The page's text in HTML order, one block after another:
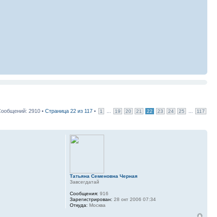
2910 • Страница 22 из 117 • 1 19 20 21 22 23 24 25 117
Татьяна Семеновна Черная
Завсегдатай
Сообщения: 916
Зарегистрирован: 28 окт 2006 07:34
Откуда: Москва